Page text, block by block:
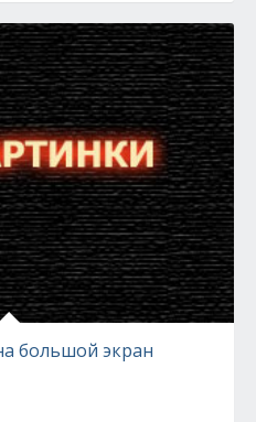
большой экран